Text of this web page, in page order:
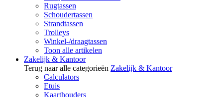
Rugtassen
Schoudertassen
Strandtassen
Trolleys
Winkel-/draagtassen
Toon alle artikelen
Zakelijk & Kantoor
Terug naar alle categorieën Zakelijk & Kantoor
Calculators
Etuis
Kaarthouders